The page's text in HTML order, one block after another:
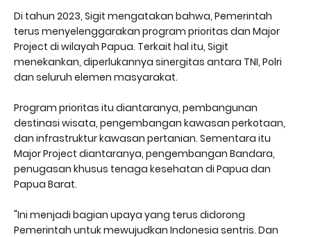
Di tahun 2023, Sigit mengatakan bahwa, Pemerintah
terus menyelenggarakan program prioritas dan Major
Project di wilayah Papua. Terkait hal itu, Sigit
menekankan, diperlukannya sinergitas antara TNI, Polri
dan seluruh elemen masyarakat.
Program prioritas itu diantaranya, pembangunan
destinasi wisata, pengembangan kawasan perkotaan,
dan infrastruktur kawasan pertanian. Sementara itu
Major Project diantaranya, pengembangan Bandara,
penugasan khusus tenaga kesehatan di Papua dan
Papua Barat.
"Ini menjadi bagian upaya yang terus didorong
Pemerintah untuk mewujudkan Indonesia sentris. Dan